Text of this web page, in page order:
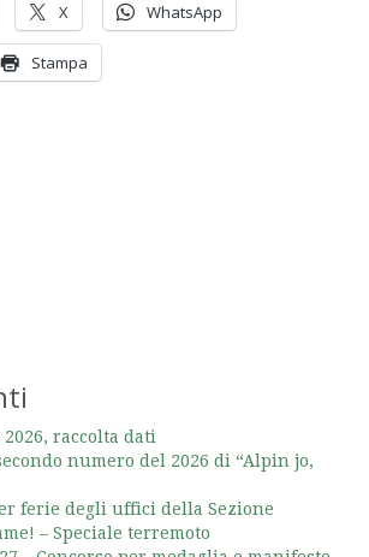
X WhatsApp
Stampa
raccolta dati
numero del 2026 di “Alpin jo,
ferie degli uffici della Sezione
– Speciale terremoto